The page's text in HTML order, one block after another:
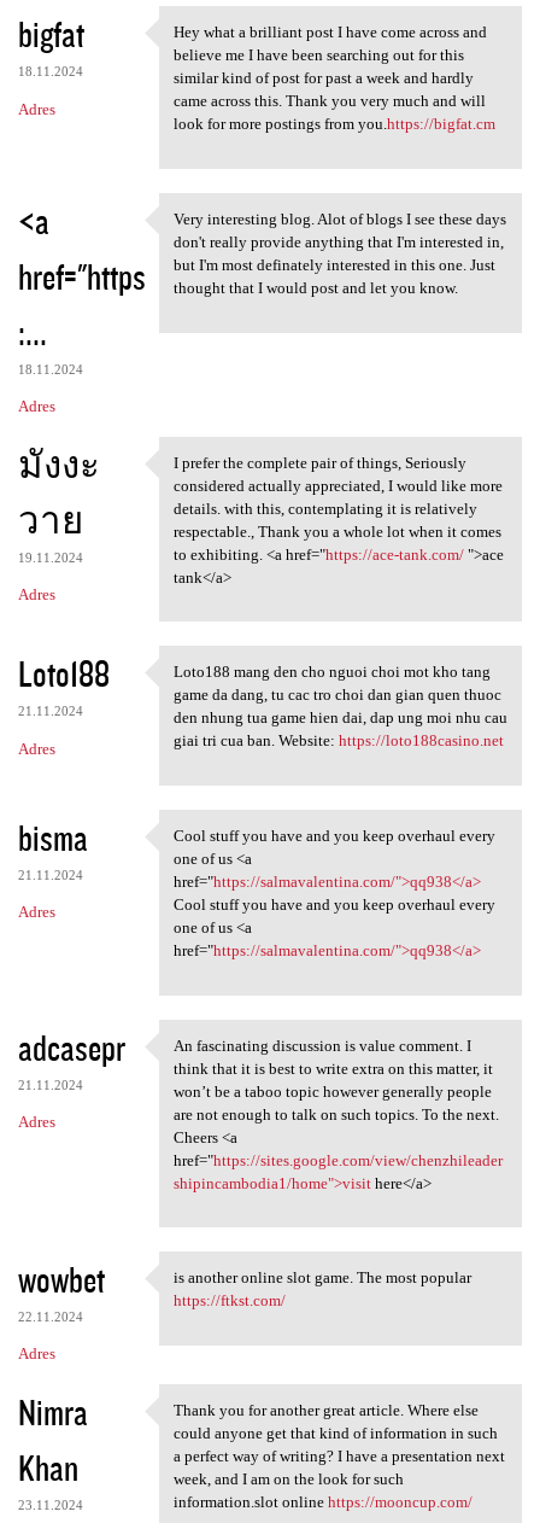
bigfat
18.11.2024
Adres
Hey what a brilliant post I
Hey what a brilliant post I have come across and
believe me I have been searching out for this
similar kind of post for past a week and hardly
came across this. Thank you very much and will
look for more postings from you.https://bigfat.cm
<a
href="https
:...
18.11.2024
Adres
Very interesting blog. Alot
Very interesting blog. Alot of blogs I see these days
don't really provide anything that I'm interested in,
but I'm most definately interested in this one. Just
thought that I would post and let you know.
มังงะ
วาย
19.11.2024
Adres
I prefer the complete pair of
I prefer the complete pair of things, Seriously
considered actually appreciated, I would like more
details. with this, contemplating it is relatively
respectable., Thank you a whole lot when it comes
to exhibiting. <a href="https://ace-tank.com/">ace
tank</a>
Loto188
21.11.2024
Adres
Loto188 mang den cho nguoi
Loto188 mang den cho nguoi choi mot kho tang
game da dang, tu cac tro choi dan gian quen thuoc
den nhung tua game hien dai, dap ung moi nhu cau
giai tri cua ban. Website: https://loto188casino.net
bisma
21.11.2024
Adres
Cool stuff you have and you
Cool stuff you have and you keep overhaul every
one of us <a
href="https://salmavalentina.com/">qq938</a>
Cool stuff you have and you keep overhaul every
one of us <a
href="https://salmavalentina.com/">qq938</a>
adcasepr
21.11.2024
Adres
An fascinating discussion is
An fascinating discussion is value comment. I
think that it is best to write extra on this matter, it
won’t be a taboo topic however generally people
are not enough to talk on such topics. To the next.
Cheers <a
href="https://sites.google.com/view/chenzhileader
shipincambodia1/home">visithere</a>
wowbet
22.11.2024
Adres
is another online slot game.
is another online slot game. The most popular
https://ftkst.com/
Nimra
Khan
23.11.2024
Thank you for another great
Thank you for another great article. Where else
could anyone get that kind of information in such
a perfect way of writing? I have a presentation next
week, and I am on the look for such
information.slot online https://mooncup.com/